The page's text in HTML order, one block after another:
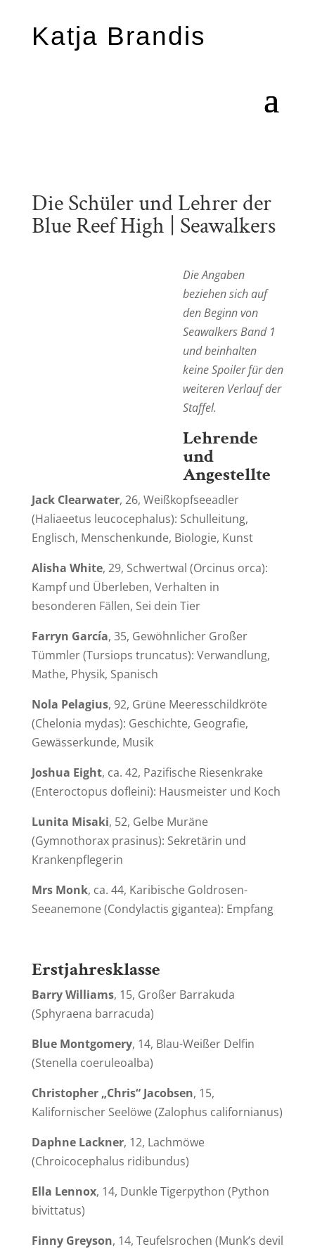
Katja Brandis
Die Schüler und Lehrer der
Blue Reef High | Seawalkers
DieAngaben
beziehen sich auf
den Beginnvon
Seawalkers Band 1
und beinhalten
keine Spoiler für den
weiteren Verlauf der
Staffel.
Lehrende
und
Angestellte
Jack Clearwater, 26, Weißkopfseeadler
(Haliaeetus leucocephalus): Schulleitung,
Englisch, Menschenkunde, Biologie, Kunst
Alisha White, 29, Schwertwal (Orcinus orca):
Kampf und Überleben, Verhalten in
besonderen Fällen, Sei dein Tier
Farryn García, 35, Gewöhnlicher Großer
Tümmler (Tursiops truncatus): Verwandlung,
Mathe, Physik, Spanisch
Nola Pelagius, 92, Grüne Meeresschildkröte
(Chelonia mydas): Geschichte, Geografie,
Gewässerkunde, Musik
Joshua Eight, ca. 42, Pazifische Riesenkrake
(Enteroctopus dofleini): Hausmeister und Koch
Lunita Misaki, 52, Gelbe Muräne
(Gymnothorax prasinus): Sekretärin und
Krankenpflegerin
Mrs Monk, ca. 44, Karibische Goldrosen-
Seeanemone (Condylactis gigantea): Empfang
Erstjahresklasse
Barry Williams, 15, Großer Barrakuda
(Sphyraena barracuda)
Blue Montgomery, 14, Blau-Weißer Delfin
(Stenella coeruleoalba)
Christopher „Chris“ Jacobsen, 15,
Kalifornischer Seelöwe (Zalophus californianus)
Daphne Lackner, 12, Lachmöwe
(Chroicocephalus ridibundus)
Ella Lennox, 14, Dunkle Tigerpython (Python
bivittatus)
Finny Greyson, 14, Teufelsrochen (Munk’s devil